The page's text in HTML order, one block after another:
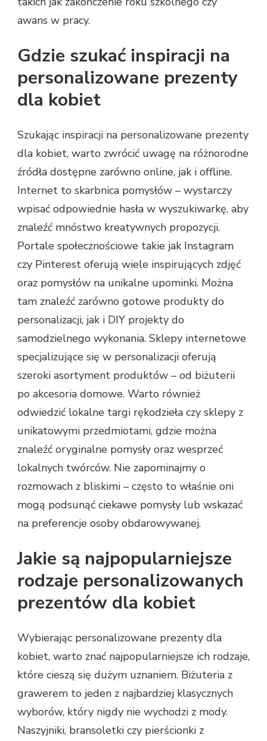
awans w pracy.
Gdzie szukać inspiracji na
personalizowane prezenty
dla kobiet
Szukając inspiracji na personalizowane prezenty
dla kobiet, warto zwrócić uwagę na różnorodne
źródła dostępne zarówno online, jak i offline.
Internet to skarbnica pomysłów – wystarczy
wpisać odpowiednie hasła w wyszukiwarkę, aby
znaleźć mnóstwo kreatywnych propozycji.
Portale społecznościowe takie jak Instagram
czy Pinterest oferują wiele inspirujących zdjęć
oraz pomysłów na unikalne upominki. Można
tam znaleźć zarówno gotowe produkty do
personalizacji, jak i DIY projekty do
samodzielnego wykonania. Sklepy internetowe
specjalizujące się w personalizacji oferują
szeroki asortyment produktów – od biżuterii
po akcesoria domowe. Warto również
odwiedzić lokalne targi rękodzieła czy sklepy z
unikatowymi przedmiotami, gdzie można
znaleźć oryginalne pomysły oraz wesprzeć
lokalnych twórców. Nie zapominajmy o
rozmowach z bliskimi – często to właśnie oni
mogą podsunąć ciekawe pomysły lub wskazać
na preferencje osoby obdarowywanej.
Jakie są najpopularniejsze
rodzaje personalizowanych
prezentów dla kobiet
Wybierając personalizowane prezenty dla
kobiet, warto znać najpopularniejsze ich rodzaje,
które cieszą się dużym uznaniem. Biżuteria z
grawerem to jeden z najbardziej klasycznych
wyborów, który nigdy nie wychodzi z mody.
Naszyjniki, bransoletki czy pierścionki z